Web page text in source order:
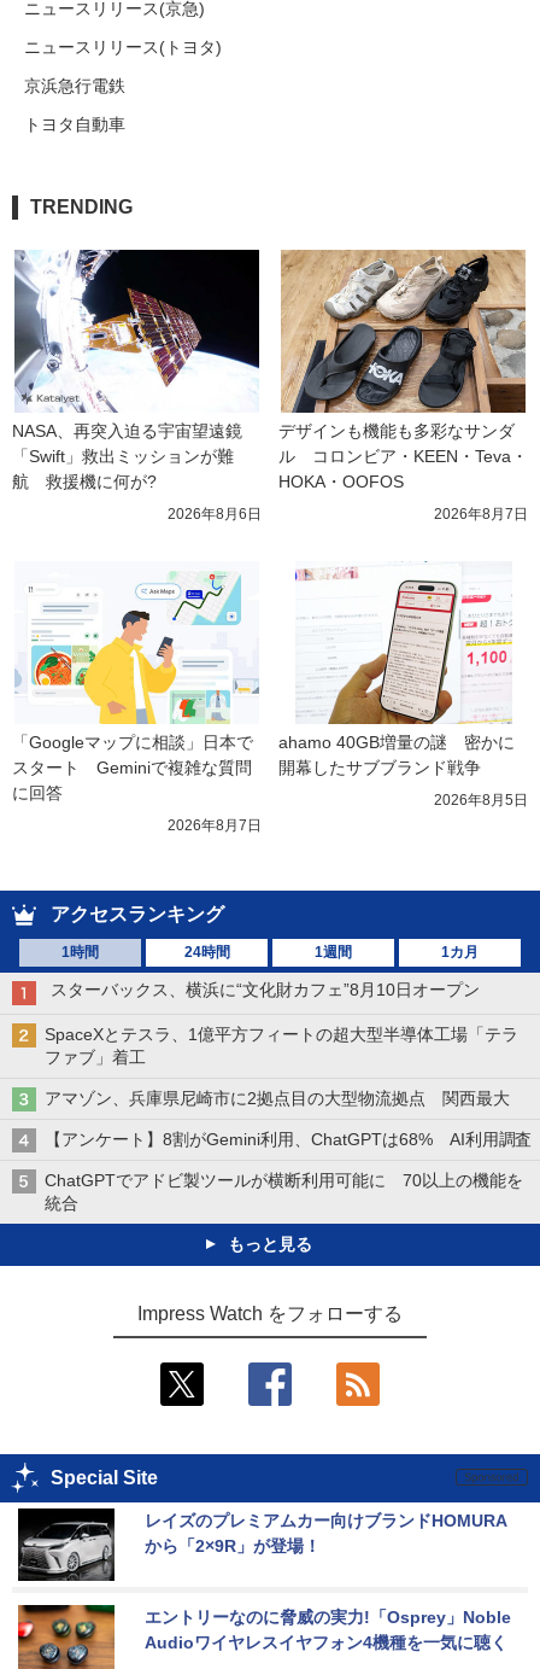
ニュースリリース(京急)
ニュースリリース(トヨタ)
京浜急行電鉄
トヨタ自動車
TRENDING
NASA、再突入迫る宇宙望遠鏡
「Swift」救出ミッションが難
航　救援機に何が?
2026年8月6日
デザインも機能も多彩なサンダ
ル　コロンビア・KEEN・Teva・
HOKA・OOFOS
2026年8月7日
「Googleマップに相談」日本で
スタート　Geminiで複雑な質問
に回答
2026年8月7日
ahamo 40GB増量の謎　密かに
開幕したサブブランド戦争
2026年8月5日
アクセスランキング
1時間 24時間 1週間 1カ月
スターバックス、横浜に“文化財カフェ”8月10日オープン
SpaceXとテスラ、1億平方フィートの超大型半導体工場「テラ
ファブ」着工
アマゾン、兵庫県尼崎市に2拠点目の大型物流拠点 関西最大
【アンケート】8割がGemini利用、ChatGPTは68% AI利用調査
ChatGPTでアドビ製ツールが横断利用可能に 70以上の機能を
統合
もっと見る
Impress Watch をフォローする
Special Site
レイズのプレミアムカー向けブランドHOMURA
から「2×9R」が登場！
エントリーなのに脅威の実力!「Osprey」Noble
Audioワイヤレスイヤフォン4機種を一気に聴く